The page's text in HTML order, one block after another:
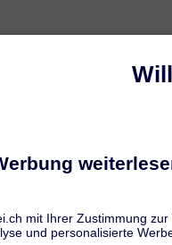
Tatiana
Gesundheit